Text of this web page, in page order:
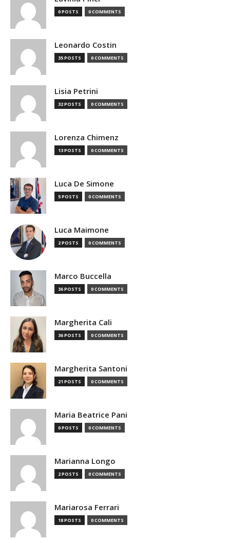
0 POSTS 0 COMMENTS
Leonardo Costin
35 POSTS 0 COMMENTS
Lisia Petrini
32 POSTS 0 COMMENTS
Lorenza Chimenz
13 POSTS 0 COMMENTS
Luca De Simone
5 POSTS 0 COMMENTS
Luca Maimone
2 POSTS 0 COMMENTS
Marco Buccella
36 POSTS 0 COMMENTS
Margherita Cali
36 POSTS 0 COMMENTS
Margherita Santoni
21 POSTS 0 COMMENTS
Maria Beatrice Pani
0 POSTS 0 COMMENTS
Marianna Longo
2 POSTS 0 COMMENTS
Mariarosa Ferrari
18 POSTS 0 COMMENTS